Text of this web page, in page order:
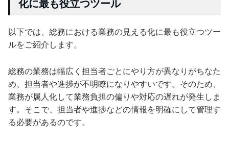
化に最も役立つツール
以下では、総務における業務の見える化に最も役立つツー
ルをご紹介します。
総務の業務は幅広く担当者ごとにやり方が異なりがちなた
め、担当者や進捗が不明瞭になりやすいです。そのため、
業務が属人化して業務負担の偏りや対応の遅れが発生しま
す。そこで、担当者や進捗などの情報を明確にして管理す
る必要があるのです。